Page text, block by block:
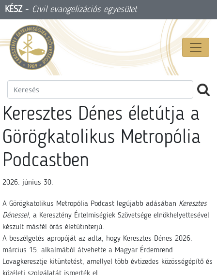
KÉSZ- Civil evangelizációs egyesület
Keresztes Dénes életútja a
Görögkatolikus Metropólia
Podcastben
2026. június 30.
A Görögkatolikus Metropólia Podcast legújabb adásában Keresztes
Dénessel, a Keresztény Értelmiségiek Szövetsége elnökhelyettesével
készült másfél órás életútinterjú.
A beszélgetés apropóját az adta, hogy Keresztes Dénes 2026.
március 15. alkalmából átvehette a Magyar Érdemrend
Lovagkeresztje kitüntetést, amellyel több évtizedes közösségépítő és